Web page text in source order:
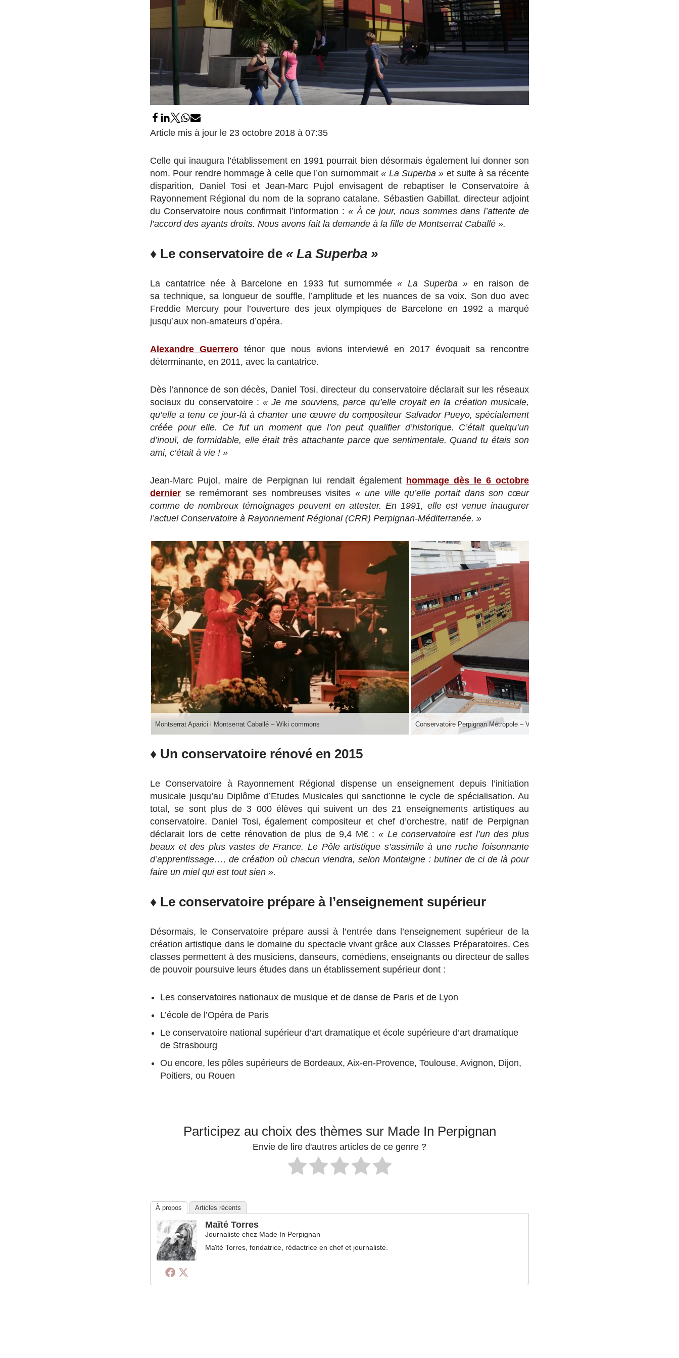
Article mis à jour le 23 octobre 2018 à 07:35
Celle qui inaugura l’établissement en 1991 pourrait bien désormais également lui donner son
nom. Pour rendre hommage à celle que l’on surnommait« La Superba » et suite à sa récente
disparition, Daniel Tosi et Jean-Marc Pujol envisagent de rebaptiser le Conservatoire à
Rayonnement Régional du nom de la soprano catalane. Sébastien Gabillat, directeur adjoint
du Conservatoire nous confirmait l’information : « À ce jour, nous sommes dans l’attente de
l’accord des ayants droits. Nous avons fait la demande à la fille de Montserrat Caballé ».
♦ Le conservatoire de « La Superba »
La cantatrice née à Barcelone en 1933 fut surnommée« La Superba » en raison de
sa technique, sa longueur de souffle, l’amplitude et les nuances de sa voix. Son duo avec
Freddie Mercury pour l’ouverture des jeux olympiques de Barcelone en 1992 a marqué
jusqu’aux non-amateurs d’opéra.
Alexandre Guerreroténor que nous avions interviewé en 2017 évoquait sa rencontre
déterminante, en 2011, avec la cantatrice.
Dès l’annonce de son décès, Daniel Tosi, directeur du conservatoire déclarait sur les réseaux
sociaux du conservatoire :« Je me souviens, parce qu’elle croyait en la création musicale,
qu’elle a tenu ce jour-là à chanter une œuvre du compositeur Salvador Pueyo, spécialement
créée pour elle. Ce fut un moment que l’on peut qualifier d’historique. C’était quelqu’un
d’inouï, de formidable, elle était très attachante parce que sentimentale. Quand tu étais son
ami, c’était à vie ! »
Jean-Marc Pujol, maire de Perpignan lui rendait également hommage dès le 6 octobre
dernier se remémorant ses nombreuses visites « une ville qu’elle portait dans son cœur
comme de nombreux témoignages peuvent en attester. En 1991, elle est venue inaugurer
l’actuel Conservatoire à Rayonnement Régional (CRR) Perpignan-Méditerranée. »
Montserrat Aparici i Montserrat Caballé – Wiki commons Conservatoire Perpignan Métropole – Vision aérienne
♦ Un conservatoire rénové en 2015
Le Conservatoire à Rayonnement Régional dispense un enseignement depuis l’initiation
musicale jusqu’au Diplôme d’Etudes Musicales qui sanctionne le cycle de spécialisation. Au
total, se sont plus de 3 000 élèves qui suivent un des 21 enseignements artistiques au
conservatoire. Daniel Tosi, également compositeur et chef d’orchestre, natif de Perpignan
déclarait lors de cette rénovation de plus de 9,4 M€ :« Leconservatoire est l’un des plus
beaux et des plus vastes de France. Le Pôle artistique s’assimile à une ruche foisonnante
d’apprentissage…, de création où chacun viendra, selon Montaigne : butiner de ci de là pour
faire un miel qui est tout sien ».
♦ Le conservatoire prépare à l’enseignement supérieur
Désormais, le Conservatoire prépare aussi à l’entrée dans l’enseignement supérieur de la
création artistique dans le domaine du spectacle vivant grâce aux Classes Préparatoires. Ces
classes permettent à des musiciens, danseurs, comédiens, enseignants ou directeur de salles
de pouvoir poursuive leurs études dans un établissement supérieur dont :
Les conservatoires nationaux de musique et de danse de Paris et de Lyon
L’école de l’Opéra de Paris
Le conservatoire national supérieur d’art dramatique et école supérieure d’art dramatique
de Strasbourg
Ou encore, les pôles supérieurs de Bordeaux, Aix-en-Provence, Toulouse, Avignon, Dijon,
Poitiers, ou Rouen
Participez au choix des thèmes sur Made In Perpignan
Envie de lire d'autres articles de ce genre ?
À propos Articles récents
Maïté Torres
Journaliste chez Made In Perpignan
Maïté Torres, fondatrice, rédactrice en chef et journaliste.